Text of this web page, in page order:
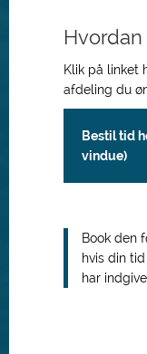
Klik på linket
afdeling du
Bestil tid
vindue)
Book den
hvis din
har